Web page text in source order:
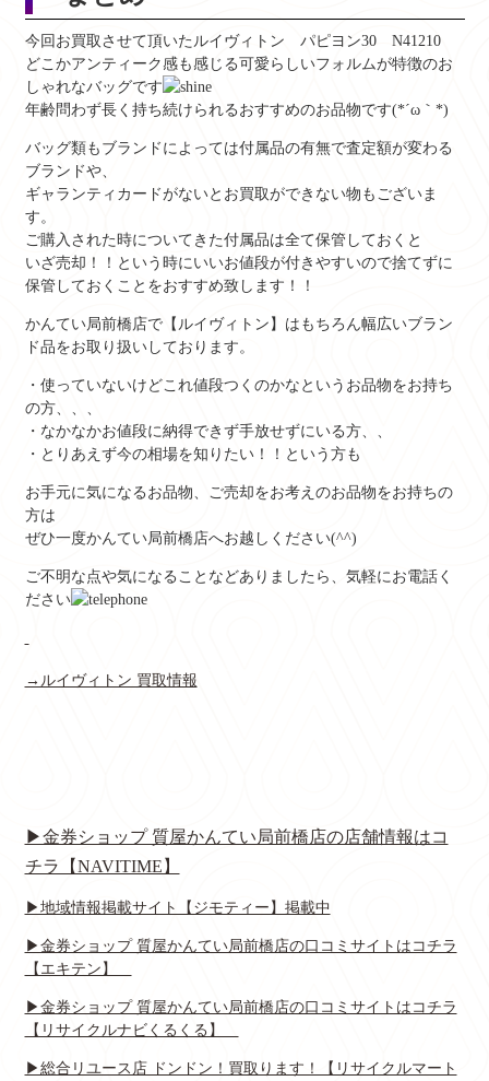
今回お買取させて頂いたルイヴィトン パピヨン30 N41210
どこかアンティーク感も感じる可愛らしいフォルムが特徴のお
しゃれなバッグです
年齢問わず長く持ち続けられるおすすめのお品物です(*´ω｀*)
バッグ類もブランドによっては付属品の有無で査定額が変わる
ブランドや、
ギャランティカードがないとお買取ができない物もございま
す。
ご購入された時についてきた付属品は全て保管しておくと
いざ売却！！という時にいいお値段が付きやすいので捨てずに
保管しておくことをおすすめ致します！！
かんてい局前橋店で【ルイヴィトン】はもちろん幅広いブラン
ド品をお取り扱いしております。
・使っていないけどこれ値段つくのかなというお品物をお持ち
の方、、、
・なかなかお値段に納得できず手放せずにいる方、、
・とりあえず今の相場を知りたい！！という方も
お手元に気になるお品物、ご売却をお考えのお品物をお持ちの
方は
ぜひ一度かんてい局前橋店へお越しください(^^)
ご不明な点や気になることなどありましたら、気軽にお電話く
ださい
→ルイヴィトン 買取情報
▶金券ショップ 質屋かんてい局前橋店の店舗情報はコ
チラ【NAVITIME】
▶地域情報掲載サイト【ジモティー】掲載中
▶金券ショップ 質屋かんてい局前橋店の口コミサイトはコチラ
【エキテン】
▶金券ショップ 質屋かんてい局前橋店の口コミサイトはコチラ
【リサイクルナビくるくる】
▶総合リユース店 ドンドン！買取ります！【リサイクルマート